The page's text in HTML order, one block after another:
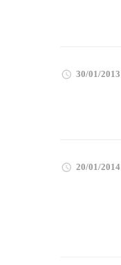
30/01/2013
20/01/2014